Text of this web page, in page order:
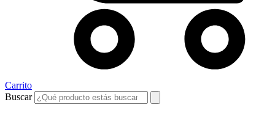
Carrito
Buscar